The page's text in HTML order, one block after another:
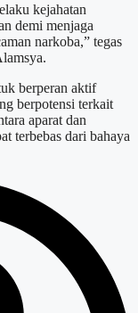
kejahatan
demi menjaga
narkoba,” tegas
berperan aktif
berpotensi terkait
aparat dan
terbebas dari bahaya